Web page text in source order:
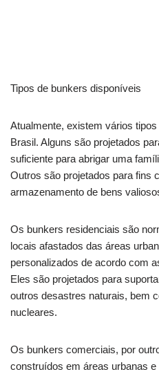
Tipos de bunkers disponíveis
Atualmente, existem vários
Brasil. Alguns são projetados
suficiente para abrigar uma
Outros são projetados para fins
armazenamento de bens
Os bunkers residenciais são
locais afastados das áreas
personalizados de acordo com
Eles são projetados para
outros desastres naturais, bem
nucleares.
Os bunkers comerciais, por
construídos em áreas urbanas